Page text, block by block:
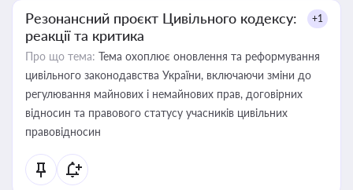
Резонансний проєкт Цивільного кодексу:
реакції та критика
+1
Про що тема: Тема охоплює оновлення та реформування
цивільного законодавства України, включаючи зміни до
регулювання майнових і немайнових прав, договірних
відносин та правового статусу учасників цивільних
правовідносин